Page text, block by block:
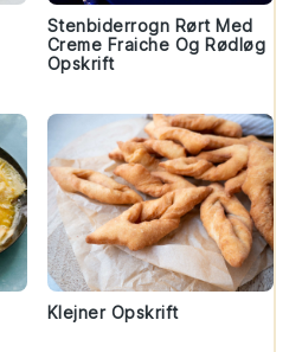
Stenbiderrogn Rørt Med
Creme Fraiche Og Rødløg
Opskrift
Klejner Opskrift